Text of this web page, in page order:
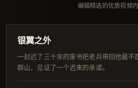
编辑精选的优质视频
导演剪辑版
银翼之外
一封迟了三十年的家书把老兵带回他最不
群山，见证了一个迟来的承诺。